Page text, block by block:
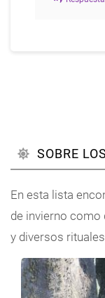
respuesta
SOBRE
En esta lista
de invierno como
y diversos